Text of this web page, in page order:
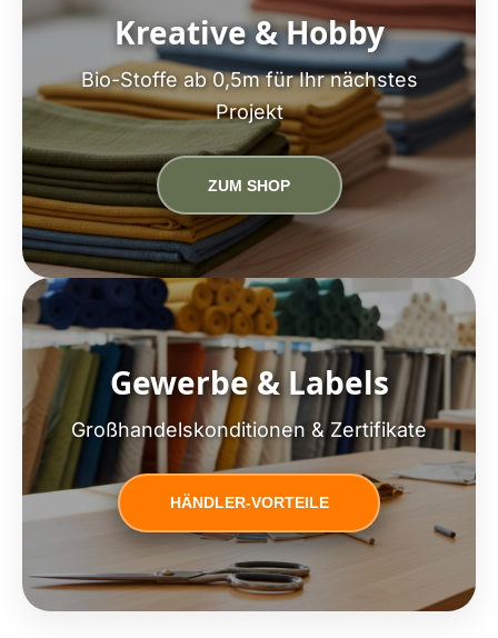
Kreative & Hobby
Bio-Stoffe ab 0,5m für Ihr nächstes
Projekt
ZUM SHOP
Gewerbe & Labels
Großhandelskonditionen & Zertifikate
HÄNDLER-VORTEILE